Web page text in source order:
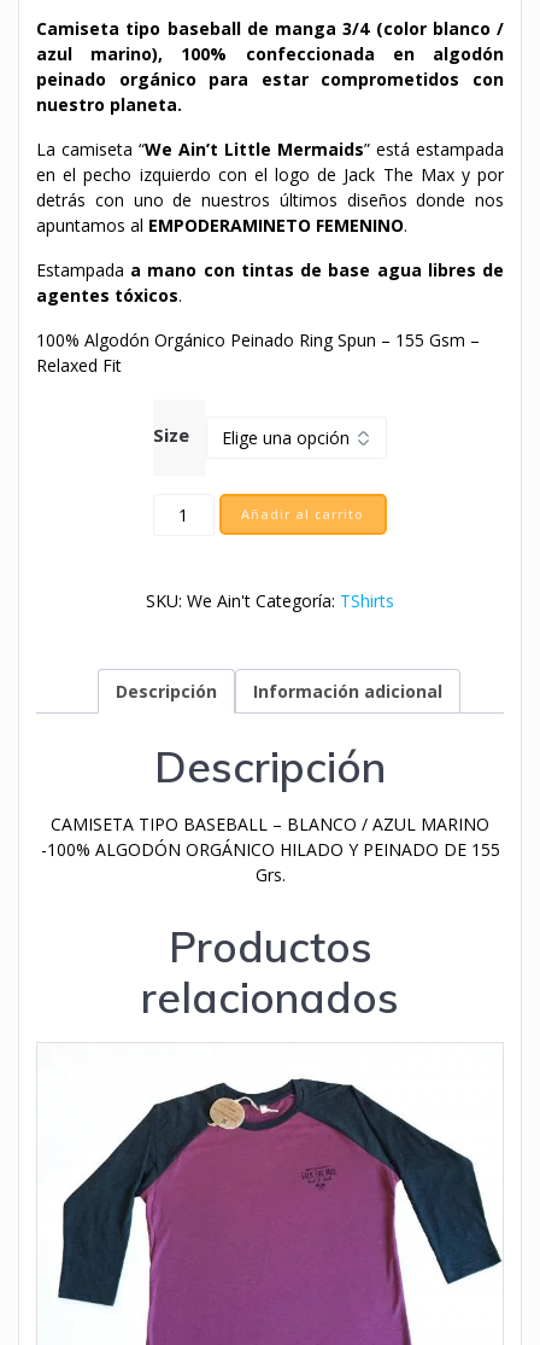
Camiseta tipo baseball de manga 3/4 (color blanco /
azul marino), 100% confeccionada en algodón
peinado orgánico para estar comprometidos con
nuestro planeta.
La camiseta “We Ain’t Little Mermaids” está estampada
en el pecho izquierdo con el logo de Jack The Max y por
detrás con uno de nuestros últimos diseños donde nos
apuntamos al EMPODERAMINETO FEMENINO.
Estampada a mano con tintas de base agua libres de
agentes tóxicos.
100% Algodón Orgánico Peinado Ring Spun – 155 Gsm –
Relaxed Fit
Size
#4
Little
Añadir al carrito
SKU: We Ain't Categoría: TShirts
Descripción Información adicional
Descripción
CAMISETA TIPO BASEBALL – BLANCO / AZUL MARINO
-100% ALGODÓN ORGÁNICO HILADO Y PEINADO DE 155
Grs.
Productos
relacionados